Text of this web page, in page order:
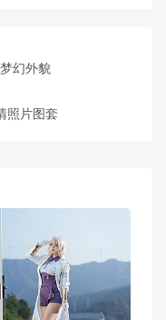
幻外貌
照片图套